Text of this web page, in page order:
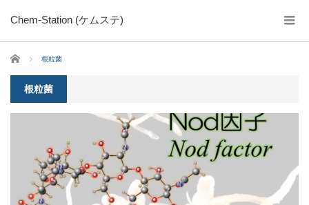
Chem-Station (ケムステ)
ホーム 根粒菌
根粒菌